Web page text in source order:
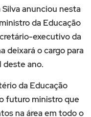
anunciou nesta
da Educação
executivo da
deixará o cargo para
deste ano.
da Educação
futuro ministro que
na área em todo o